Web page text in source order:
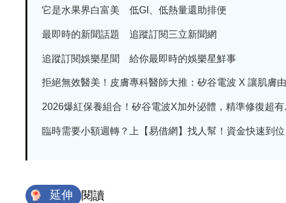
它是水果界白富美 低GI、低熱量還助排便
最即時的新聞話題 追蹤訂閱三立新聞網
追蹤訂閱娛樂星聞 給你最即時的娛樂星鮮事
拒絕無效醫美！皮膚專科醫師大推：矽谷電波 X 讓肌膚
2026爆紅保養組合！矽谷電波X加外泌體，精準修復超有
臨時需要小額週轉？上【易借網】找人幫！資金快速到位
延伸 閱讀